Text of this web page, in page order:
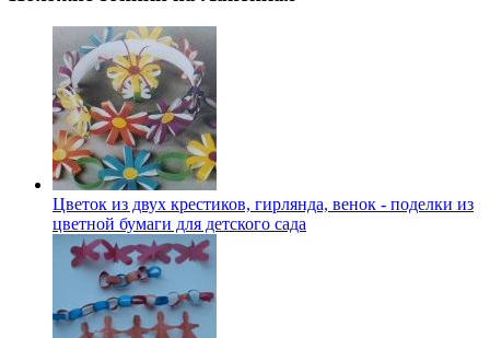
Цветок из двух крестиков, гирлянда, венок - поделки из
цветной бумаги для детского сада